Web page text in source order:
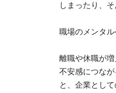
しまったり、
職場のメンタ
離職や休職が
不安感につな
と、企業とし